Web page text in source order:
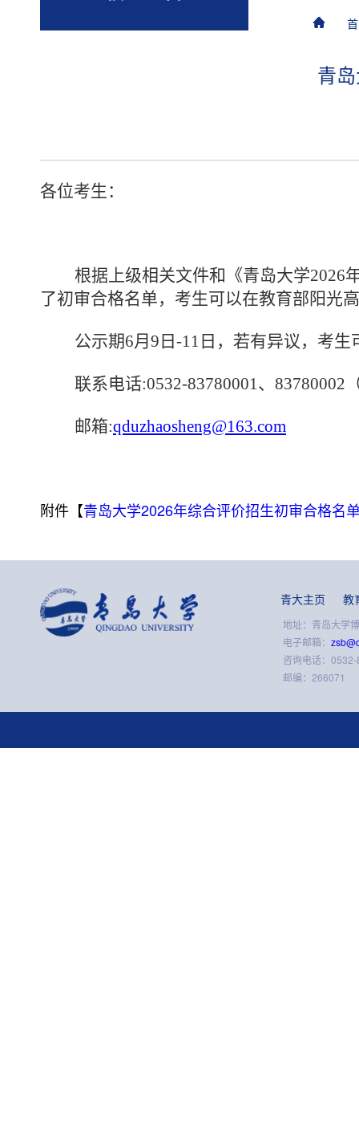
青
各位考生：
根据上级相关文件和《青岛大学2026
了初审合格名单，考生可以在教育部阳光
公示期6月9日-11日，若有异议，考
联系电话:0532-83780001、83780002
邮箱:qduzhaosheng@163.com
附件【青岛大学2026年综合评价招生初审合格名
青大主页 教
地址：青岛大学
电子邮箱：
咨询电话：
邮编：